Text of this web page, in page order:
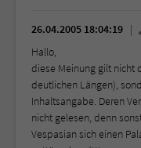
26.04.2005 18:04:19
Hallo,
diese Meinung gilt nicht
deutlichen Längen),
Inhaltsangabe. Deren
nicht gelesen, denn
Vespasian sich einen